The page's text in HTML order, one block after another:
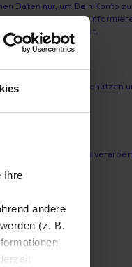
Ihre
andere
(z. B.
Daten nur, um Dein Konto
andere Inhalte
werden möchtest.
Privatsphäre schützen
zu.
Daten speichert und